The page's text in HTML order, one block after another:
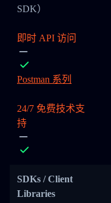
SDK）
即时 API 访问
Postman 系列
24/7 免费技术支
持
SDKs / Client
Libraries